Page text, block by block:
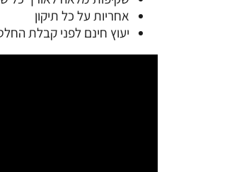
אחריות על כל תיקון
יעוץ חינם לפני קבלת